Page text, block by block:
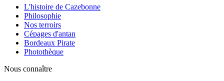
L'histoire de Cazebonne
Philosophie
Nos terroirs
Cépages d'antan
Bordeaux Pirate
Photothèque
Nous connaître